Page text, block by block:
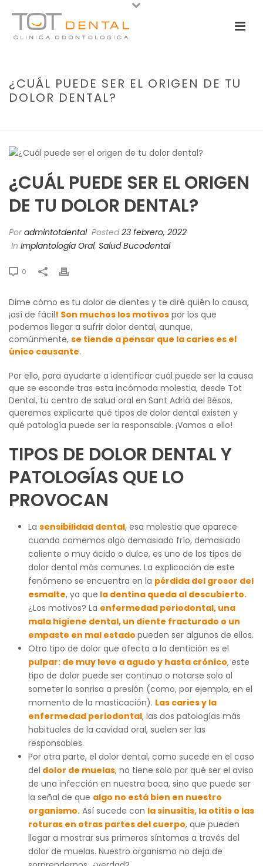
¿CUÁL PUEDE SER EL ORIGEN DE TU
DOLOR DENTAL?
¿CUÁL PUEDE SER EL ORIGEN
DE TU DOLOR DENTAL?
Poradmintotdental Posted23 febrero, 2022
In Implantología Oral, Salud Bucodental
0
Dime cómo es tu dolor de dientes y te diré quién lo causa,
¡así de fácil! Son muchos los motivos por los que
podemos llegar a sufrir dolor dental, aunque,
comúnmente, se tiende a pensar que la caries es el
único causante.
Por ello, para ayudarte a identificar cuál puede ser la causa
que se esconde tras esta incómoda molestia, desde Tot
Dental, tu centro de salud oral en Sant Adrià del Bèsos,
queremos explicarte qué tipos de dolor dental existen y
qué patología puede ser la responsable. ¡Vamos a ello!
TIPOS DE DOLOR DENTAL Y
PATOLOGÍAS QUE LO
PROVOCAN
La sensibilidad dental, esa molestia que aparece
cuando comemos algo demasiado frío, demasiado
caliente o muy ácido o dulce, es uno de los tipos de
dolor dental más comunes. La explicación de este
fenómeno se encuentra en la pérdida del grosor del
esmalte, ya que la dentina queda al descubierto.
¿Los motivos? La enfermedad periodontal, una
mala higiene dental, un diente fracturado o un
empaste en mal estado pueden ser algunos de ellos.
Otro tipo de dolor que afecta a la dentición es el
pulpar: de muy leve a agudo y hasta crónico, este
tipo de dolor puede ser continuo o notarse solo al
someter la sonrisa a presión (como, por ejemplo, en el
momento de la masticación). Las caries y la
enfermedad periodontal, las dos patologías más
habituales de la cavidad oral, suelen ser las
responsables.
Por otra parte, el dolor dental, como sucede en el caso
del dolor de muelas, no tiene solo por qué ser el aviso
de una infección en nuestra boca, sino que puede ser
la señal de que algo no está bien en nuestro
organismo.Así sucede con la sinusitis, la otitis o las
roturas en otras partes del cuerpo, que pueden
llegar a mostrar sus primeros síntomas a través del
dolor de muelas. Nuestro organismo no deja de